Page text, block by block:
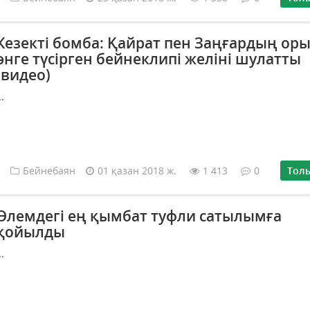
бомба: Қайрат пен Заңғардың
түсірген бейнеклипі желіні шулатты
Бейнебаян 01 қазан 2018 ж. 1 413 0
ең қымбат туфли сатылымға